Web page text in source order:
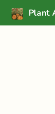
Plant